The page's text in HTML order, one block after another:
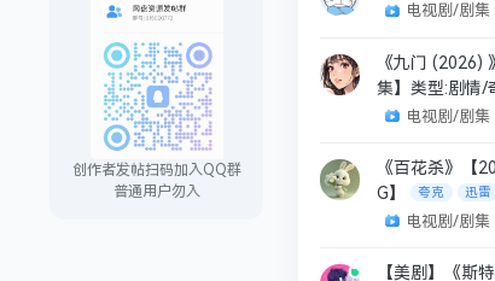
创作者发帖扫码加入QQ群
普通用户勿入
电视剧/剧集
《九门 (2026)
集】类型:剧情/
电视剧/剧集
《百花杀》【
G】
夸克 迅雷
电视剧/剧集
【美剧】《斯